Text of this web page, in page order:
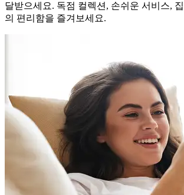
달받으세요. 독점 컬렉션, 손쉬운 서비스,
의 편리함을 즐겨보세요.